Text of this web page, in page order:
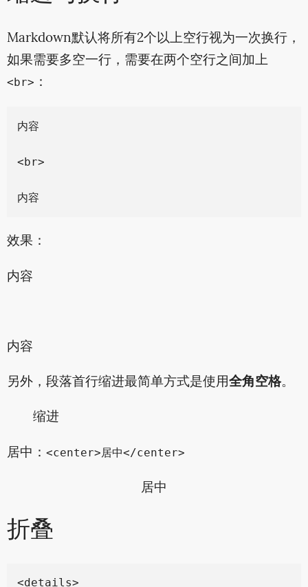
Markdown默认将所有2个以上空行视为一次换行，
如果需要多空一行，需要在两个空行之间加上
<br> ：
内容
<br>
效果：
内容
内容
另外，段落首行缩进最简单方式是使用全角空格。
缩进
居中： <center>居中</center>
居中
折叠
<details>